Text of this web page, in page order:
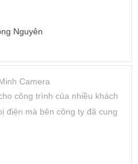
Nguyên
Camera
công trình của nhiều khách
điện mà bên công ty đã cung